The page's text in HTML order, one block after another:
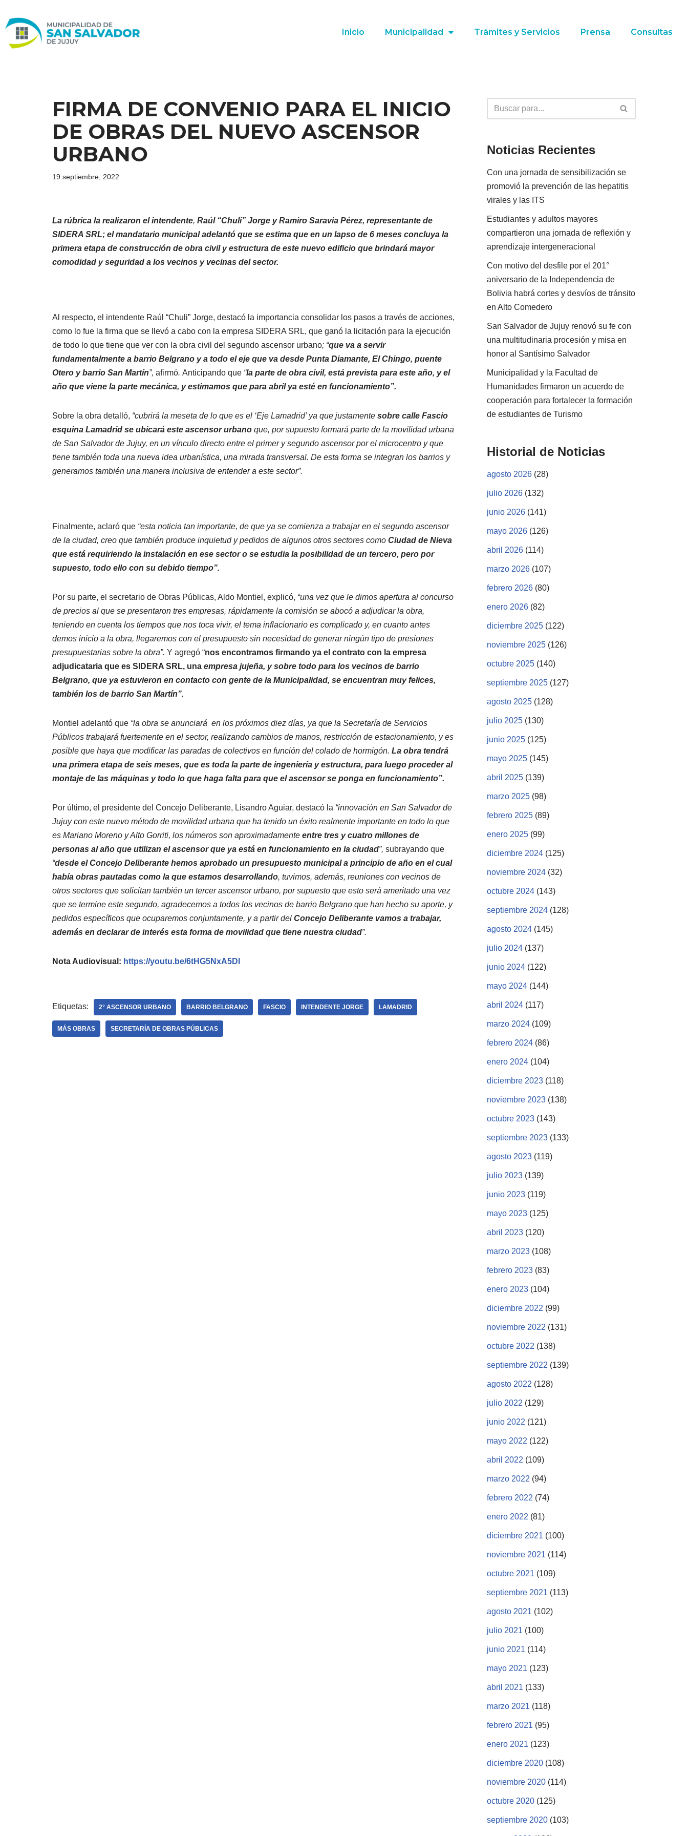
Ir
al
Inicio Municipalidad Trámites y Servicios Prensa Consultas
FIRMA DE CONVENIO PARA EL INICIO
DE OBRAS DEL NUEVO ASCENSOR
URBANO
19 septiembre, 2022
La rúbrica la realizaron elintendente, Raúl “Chuli” Jorge y Ramiro Saravia Pérez, representante de
SIDERA SRL; el mandatario municipal adelantó que se estima que en un lapso de 6 meses concluya la
primera etapa de construcción de obra civil y estructura de este nuevo edificio que brindará mayor
comodidad y seguridad a los vecinos y vecinas del sector.
Al respecto, el intendente Raúl “Chuli” Jorge, destacó la importancia consolidar los pasos a través de acciones,
como lo fue la firma que se llevó a cabo con la empresa SIDERA SRL, que ganó la licitación para la ejecución
de todo lo que tiene que ver con la obra civil del segundo ascensor urbano; “que va a servir
fundamentalmente a barrio Belgrano y a todo el eje que va desde Punta Diamante, El Chingo, puente
Otero y barrio San Martín”, afirmó. Anticipando que “la parte de obra civil, está prevista para este año, y el
año que viene la parte mecánica, y estimamos que para abril ya esté en funcionamiento”.
Sobre la obra detalló, “cubrirá la meseta de lo que es el ‘Eje Lamadrid’ ya que justamente sobre calle Fascio
esquina Lamadrid se ubicará este ascensor urbano que, por supuesto formará parte de la movilidad urbana
de San Salvador de Jujuy, en un vínculo directo entre el primer y segundo ascensor por el microcentro y que
tiene también toda una nueva idea urbanística, una mirada transversal. De esta forma se integran los barrios y
generamos también una manera inclusiva de entender a este sector”.
Finalmente, aclaró que “esta noticia tan importante, de que ya se comienza a trabajar en el segundo ascensor
de la ciudad, creo que también produce inquietud y pedidos de algunos otros sectores como Ciudad de Nieva
que está requiriendo la instalación en ese sector o se estudia la posibilidad de un tercero, pero por
supuesto, todo ello con su debido tiempo”.
Por su parte, el secretario de Obras Públicas, Aldo Montiel, explicó, “una vez que le dimos apertura al concurso
de precios al que se presentaron tres empresas, rápidamente la comisión se abocó a adjudicar la obra,
teniendo en cuenta los tiempos que nos toca vivir, el tema inflacionario es complicado y, en cuanto antes
demos inicio a la obra, llegaremos con el presupuesto sin necesidad de generar ningún tipo de presiones
presupuestarias sobre la obra”. Y agregó “nos encontramos firmando ya el contrato con la empresa
adjudicataria que es SIDERA SRL, una empresa jujeña, y sobre todo para los vecinos de barrio
Belgrano, que ya estuvieron en contacto con gente de la Municipalidad, se encuentran muy felices,
también los de barrio San Martín”.
Montiel adelantó que “la obra se anunciará en los próximos diez días, ya que la Secretaría de Servicios
Públicos trabajará fuertemente en el sector, realizando cambios de manos, restricción de estacionamiento, y es
posible que haya que modificar las paradas de colectivos en función del colado de hormigón. La obra tendrá
una primera etapa de seis meses, que es toda la parte de ingeniería y estructura, para luego proceder al
montaje de las máquinas y todo lo que haga falta para que el ascensor se ponga en funcionamiento”.
Por último, el presidente del Concejo Deliberante, Lisandro Aguiar, destacó la “innovación en San Salvador de
Jujuy con este nuevo método de movilidad urbana que ha tenido un éxito realmente importante en todo lo que
es Mariano Moreno y Alto Gorriti, los números son aproximadamente entre tres y cuatro millones de
personas al año que utilizan el ascensor que ya está en funcionamiento en la ciudad”, subrayando que
“desde el Concejo Deliberante hemos aprobado un presupuesto municipal a principio de año en el cual
había obras pautadas como la que estamos desarrollando, tuvimos, además, reuniones con vecinos de
otros sectores que solicitan también un tercer ascensor urbano, por supuesto que esto será ameritado una vez
que se termine este segundo, agradecemos a todos los vecinos de barrio Belgrano que han hecho su aporte, y
pedidos específicos que ocuparemos conjuntamente, y a partir del Concejo Deliberante vamos a trabajar,
además en declarar de interés esta forma de movilidad que tiene nuestra ciudad”.
Nota Audiovisual: https://youtu.be/6tHG5NxA5DI
Etiquetas: 2° ASCENSOR URBANO BARRIO BELGRANO FASCIO INTENDENTE JORGE LAMADRID
MÁS OBRAS SECRETARÍA DE OBRAS PÚBLICAS
Noticias Recientes
Con una jornada de sensibilización se
promovió la prevención de las hepatitis
virales y las ITS
Estudiantes y adultos mayores
compartieron una jornada de reflexión y
aprendizaje intergeneracional
Con motivo del desfile por el 201°
aniversario de la Independencia de
Bolivia habrá cortes y desvíos de tránsito
en Alto Comedero
San Salvador de Jujuy renovó su fe con
una multitudinaria procesión y misa en
honor al Santísimo Salvador
Municipalidad y la Facultad de
Humanidades firmaron un acuerdo de
cooperación para fortalecer la formación
de estudiantes de Turismo
Historial de Noticias
agosto 2026 (28)
julio 2026 (132)
junio 2026 (141)
mayo 2026 (126)
abril 2026 (114)
marzo 2026 (107)
febrero 2026 (80)
enero 2026 (82)
diciembre 2025 (122)
noviembre 2025 (126)
octubre 2025 (140)
septiembre 2025 (127)
agosto 2025 (128)
julio 2025 (130)
junio 2025 (125)
mayo 2025 (145)
abril 2025 (139)
marzo 2025 (98)
febrero 2025 (89)
enero 2025 (99)
diciembre 2024 (125)
noviembre 2024 (32)
octubre 2024 (143)
septiembre 2024 (128)
agosto 2024 (145)
julio 2024 (137)
junio 2024 (122)
mayo 2024 (144)
abril 2024 (117)
marzo 2024 (109)
febrero 2024 (86)
enero 2024 (104)
diciembre 2023 (118)
noviembre 2023 (138)
octubre 2023 (143)
septiembre 2023 (133)
agosto 2023 (119)
julio 2023 (139)
junio 2023 (119)
mayo 2023 (125)
abril 2023 (120)
marzo 2023 (108)
febrero 2023 (83)
enero 2023 (104)
diciembre 2022 (99)
noviembre 2022 (131)
octubre 2022 (138)
septiembre 2022 (139)
agosto 2022 (128)
julio 2022 (129)
junio 2022 (121)
mayo 2022 (122)
abril 2022 (109)
marzo 2022 (94)
febrero 2022 (74)
enero 2022 (81)
diciembre 2021 (100)
noviembre 2021 (114)
octubre 2021 (109)
septiembre 2021 (113)
agosto 2021 (102)
julio 2021 (100)
junio 2021 (114)
mayo 2021 (123)
abril 2021 (133)
marzo 2021 (118)
febrero 2021 (95)
enero 2021 (123)
diciembre 2020 (108)
noviembre 2020 (114)
octubre 2020 (125)
septiembre 2020 (103)